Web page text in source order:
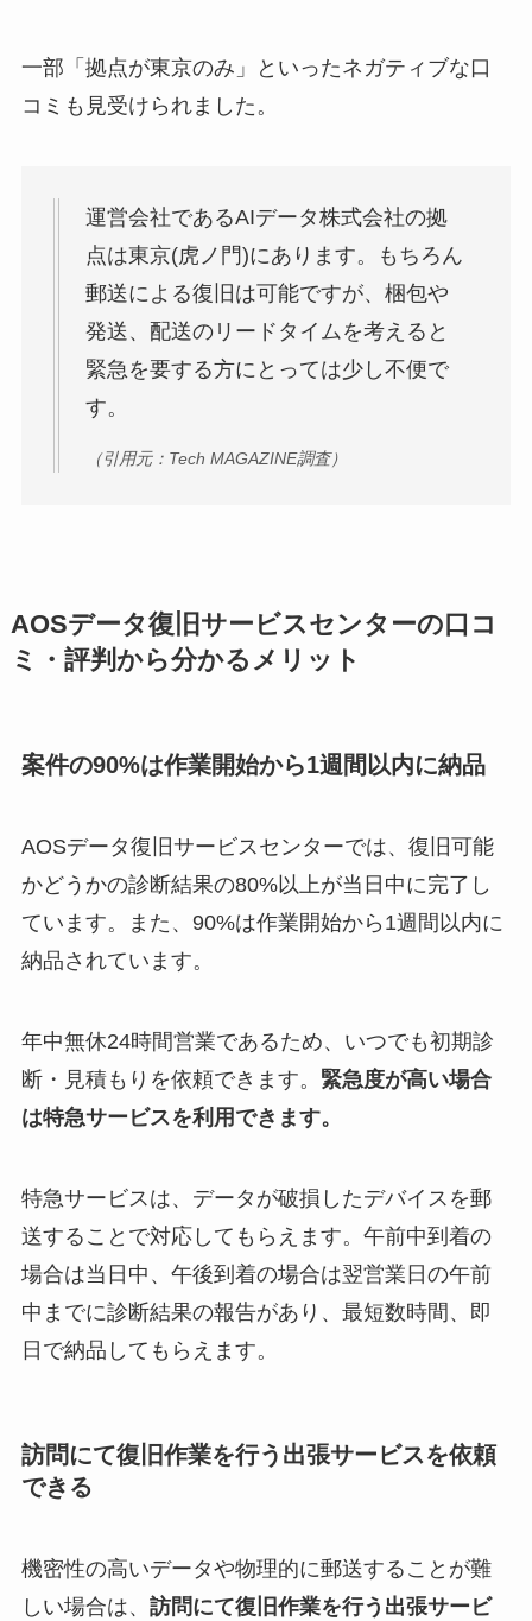
一部「拠点が東京のみ」といったネガティブな口
コミも見受けられました。
運営会社であるAIデータ株式会社の拠
点は東京(虎ノ門)にあります。もちろん
郵送による復旧は可能ですが、梱包や
発送、配送のリードタイムを考えると
緊急を要する方にとっては少し不便で
す。
（引用元：Tech MAGAZINE調査）
AOSデータ復旧サービスセンターの口コ
ミ・評判から分かるメリット
案件の90%は作業開始から1週間以内に納品
AOSデータ復旧サービスセンターでは、復旧可能
かどうかの診断結果の80%以上が当日中に完了し
ています。また、90%は作業開始から1週間以内に
納品されています。
年中無休24時間営業であるため、いつでも初期診
断・見積もりを依頼できます。 緊急度が高い場合
は特急サービスを利用できます。
特急サービスは、データが破損したデバイスを郵
送することで対応してもらえます。午前中到着の
場合は当日中、午後到着の場合は翌営業日の午前
中までに診断結果の報告があり、最短数時間、即
日で納品してもらえます。
訪問にて復旧作業を行う出張サービスを依頼
できる
機密性の高いデータや物理的に郵送することが難
しい場合は、 訪問にて復旧作業を行う出張サービ